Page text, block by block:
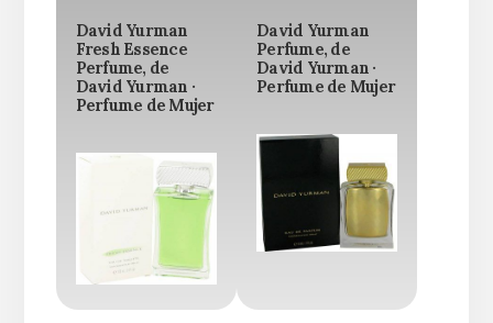
David Yurman
Fresh Essence
Perfume, de
David Yurman ·
Perfume de Mujer
David Yurman
Perfume, de
David Yurman ·
Perfume de Mujer